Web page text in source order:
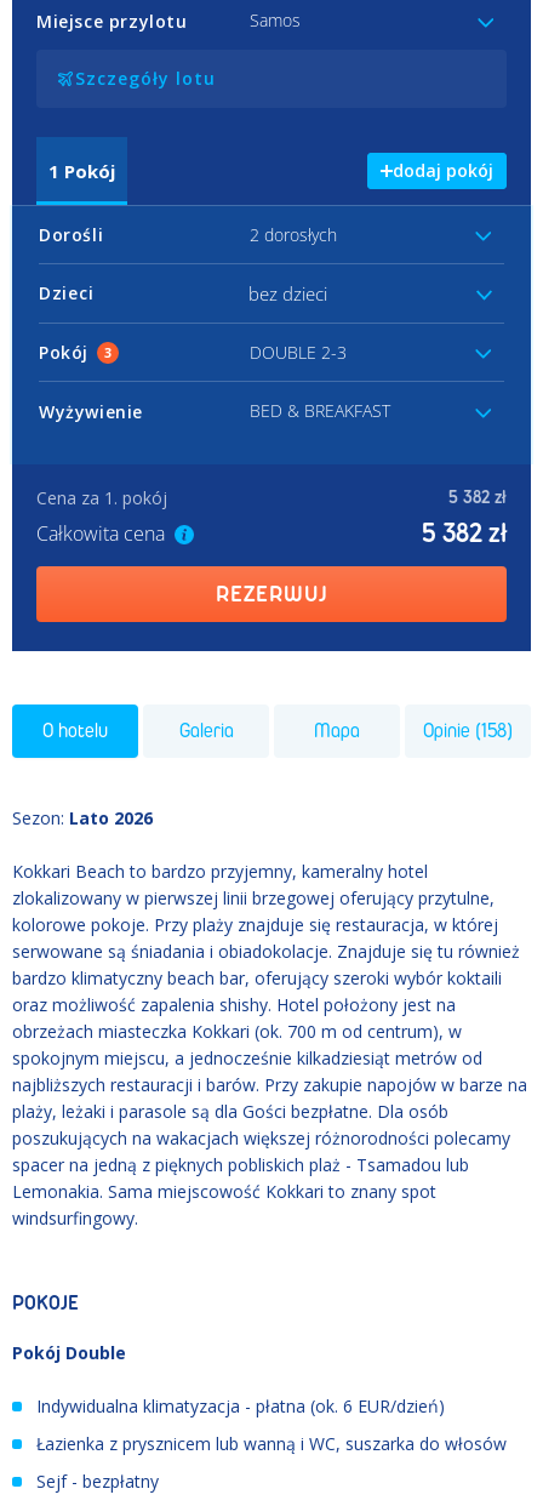
Miejsce przylotu Samos
Szczegóły lotu
1 Pokój dodaj pokój
Dorośli 2 dorosłych
Dzieci bez dzieci
Pokój 3 DOUBLE 2-3
Wyżywienie BED & BREAKFAST
Cena za 1. pokój 5 382 zł
Całkowita cena 5 382 zł
REZERWUJ
O hotelu Galeria Mapa Opinie (158)
Sezon: Lato 2026
Kokkari Beach to bardzo przyjemny, kameralny hotel
zlokalizowany w pierwszej linii brzegowej oferujący przytulne,
kolorowe pokoje. Przy plaży znajduje się restauracja, w której
serwowane są śniadania i obiadokolacje. Znajduje się tu również
bardzo klimatyczny beach bar, oferujący szeroki wybór koktaili
oraz możliwość zapalenia shishy. Hotel położony jest na
obrzeżach miasteczka Kokkari (ok. 700 m od centrum), w
spokojnym miejscu, a jednocześnie kilkadziesiąt metrów od
najbliższych restauracji i barów. Przy zakupie napojów w barze na
plaży, leżaki i parasole są dla Gości bezpłatne. Dla osób
poszukujących na wakacjach większej różnorodności polecamy
spacer na jedną z pięknych pobliskich plaż - Tsamadou lub
Lemonakia. Sama miejscowość Kokkari to znany spot
windsurfingowy.
POKOJE
Pokój Double
Indywidualna klimatyzacja - płatna (ok. 6 EUR/dzień)
Łazienka z prysznicem lub wanną i WC, suszarka do włosów
Sejf - bezpłatny